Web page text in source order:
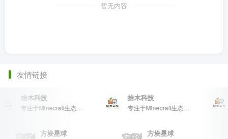
暂无内容
友情链接
拾木科技
专注于Minecraft生态建设
拾木科技
专注于Minecraft生态建设
方块星球 方块星球